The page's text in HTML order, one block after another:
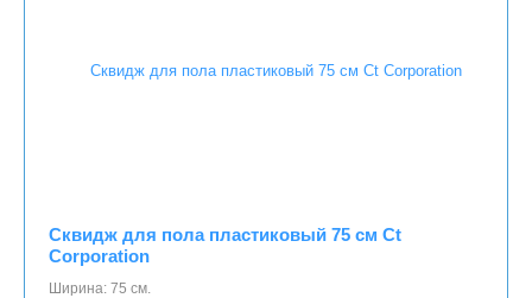
Сквидж для пола пластиковый 75 см Ct
Corporation
Ширина: 75 см.